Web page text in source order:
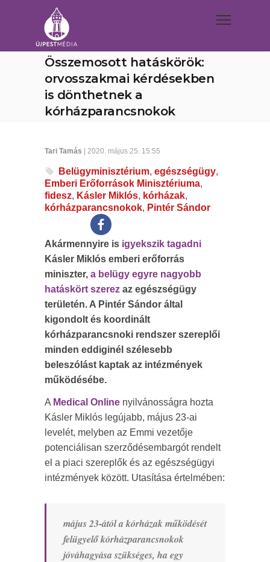
Összemosott hatáskörök:
orvosszakmai kérdésekben
is dönthetnek a
kórházparancsnokok
Tari Tamás | 2020. május 25. 15:55
Belügyminisztérium, egészségügy,
Emberi Erőforrások Minisztériuma,
fidesz, Kásler Miklós, kórházak,
kórházparancsnokok, Pintér Sándor
Akármennyire is igyekszik tagadni
Kásler Miklós emberi erőforrás
miniszter, a belügy egyre nagyobb
hatáskört szerez az egészségügy
területén. A Pintér Sándor által
kigondolt és koordinált
kórházparancsnoki rendszer szereplői
minden eddiginél szélesebb
beleszólást kaptak az intézmények
működésébe.
A Medical Online nyilvánosságra hozta
Kásler Miklós legújabb, május 23-ai
levelét, melyben az Emmi vezetője
potenciálisan szerződésembargót rendelt
el a piaci szereplők és az egészségügyi
intézmények között. Utasítása értelmében:
május 23-ától a kórházak működését
felügyelő kórházparancsnokok
jóváhagyása szükséges, ha egy